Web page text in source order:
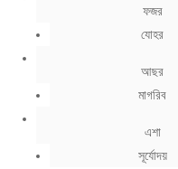
ফজর
যোহর
আছর
মাগরিব
এশা
সূর্যোদয়